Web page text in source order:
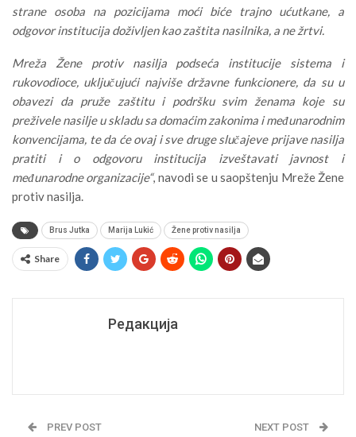
strane osoba na pozicijama moći biće trajno ućutkane, a
odgovor institucija doživljen kao zaštita nasilnika, a ne žrtvi.
Mreža Žene protiv nasilja podseća institucije sistema i
rukovodioce, uključujući najviše državne funkcionere, da su u
obavezi da pruže zaštitu i podršku svim ženama koje su
preživele nasilje u skladu sa domaćim zakonima i međunarodnim
konvencijama, te da će ovaj i sve druge slučajeve prijave nasilja
pratiti i o odgovoru institucija izveštavati javnost i
međunarodne organizacije“, navodi se u saopštenju Mreže Žene
protiv nasilja.
Brus Jutka Marija Lukić Žene protiv nasilja
Share
Редакција
PREV POST NEXT POST